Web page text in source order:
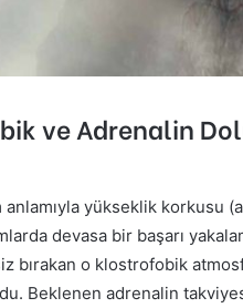
ve Adrenalin
yükseklik korkusu
devasa bir başarı
bırakan o klostrofobik
Beklenen adrenalin